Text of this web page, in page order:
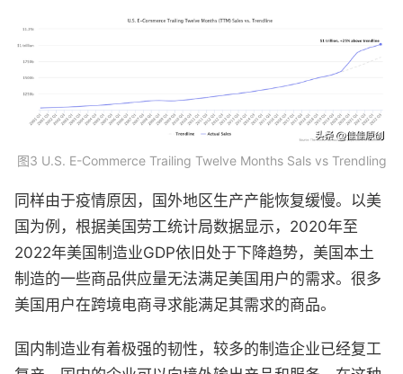
图3 U.S. E-Commerce Trailing Twelve Months Sals vs Trendling
同样由于疫情原因，国外地区生产产能恢复缓慢。以美
国为例，根据美国劳工统计局数据显示，2020年至
2022年美国制造业GDP依旧处于下降趋势，美国本土
制造的一些商品供应量无法满足美国用户的需求。很多
美国用户在跨境电商寻求能满足其需求的商品。
国内制造业有着极强的韧性，较多的制造企业已经复工